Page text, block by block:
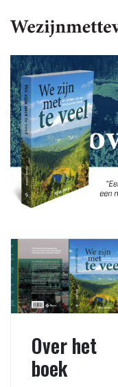
Over het
boek